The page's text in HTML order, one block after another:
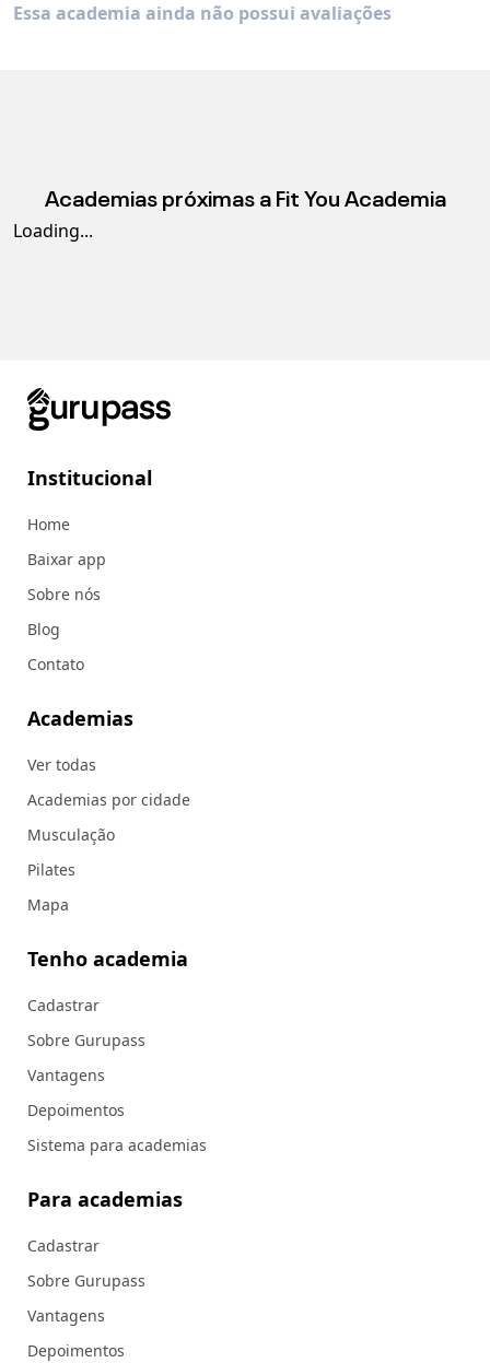
Essa academia ainda não possui avaliações
Academias próximas a Fit You Academia
Loading...
Institucional
Home
Baixar app
Sobre nós
Blog
Contato
Academias
Ver todas
Academias por cidade
Musculação
Pilates
Mapa
Tenho academia
Cadastrar
Sobre Gurupass
Vantagens
Depoimentos
Sistema para academias
Para academias
Cadastrar
Sobre Gurupass
Vantagens
Depoimentos